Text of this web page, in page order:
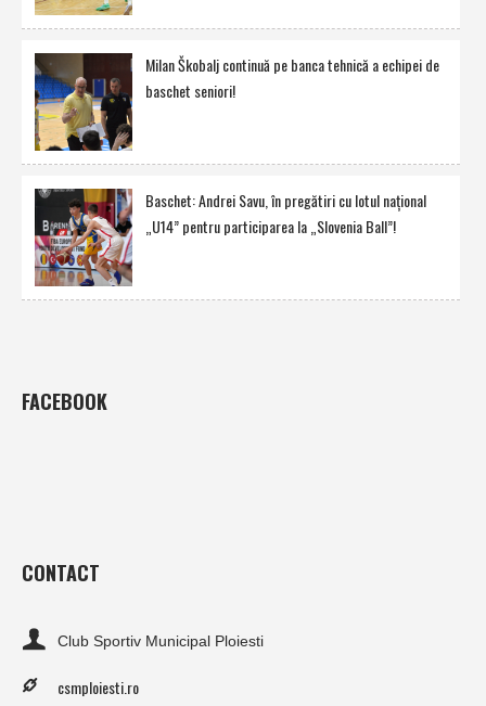
Milan Škobalj continuă pe banca tehnică a echipei de
baschet seniori!
Baschet: Andrei Savu, în pregătiri cu lotul naţional
„U14” pentru participarea la „Slovenia Ball”!
FACEBOOK
CONTACT
Club Sportiv Municipal Ploiesti
csmploiesti.ro